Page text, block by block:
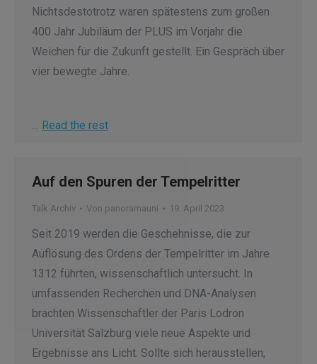
Nichtsdestotrotz waren spätestens zum großen
400 Jahr Jubiläum der PLUS im Vorjahr die
Weichen für die Zukunft gestellt. Ein Gespräch über
vier bewegte Jahre.
… Read the rest
Auf den Spuren der Tempelritter
Talk Archiv Von panoramauni 19. April 2023
Seit 2019 werden die Geschehnisse, die zur
Auflösung des Ordens der Tempelritter im Jahre
1312 führten, wissenschaftlich untersucht. In
umfassenden Recherchen und DNA-Analysen
brachten Wissenschaftler der Paris Lodron
Universität Salzburg viele neue Aspekte und
Ergebnisse ans Licht. Sollte sich herausstellen,